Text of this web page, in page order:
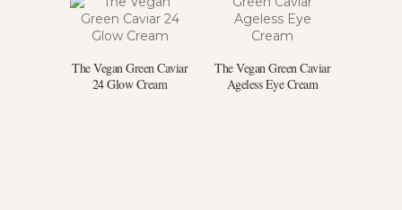
The Vegan Green Caviar
24 Glow Cream
The Vegan Green Caviar
Ageless Eye Cream